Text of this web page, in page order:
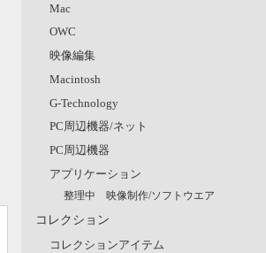
Mac
OWC
映像編集
Macintosh
G-Technology
PC周辺機器/ネット
PC周辺機器
アプリケーション
整理中 映像制作/ソフトウエア
コレクション
コレクションアイテム